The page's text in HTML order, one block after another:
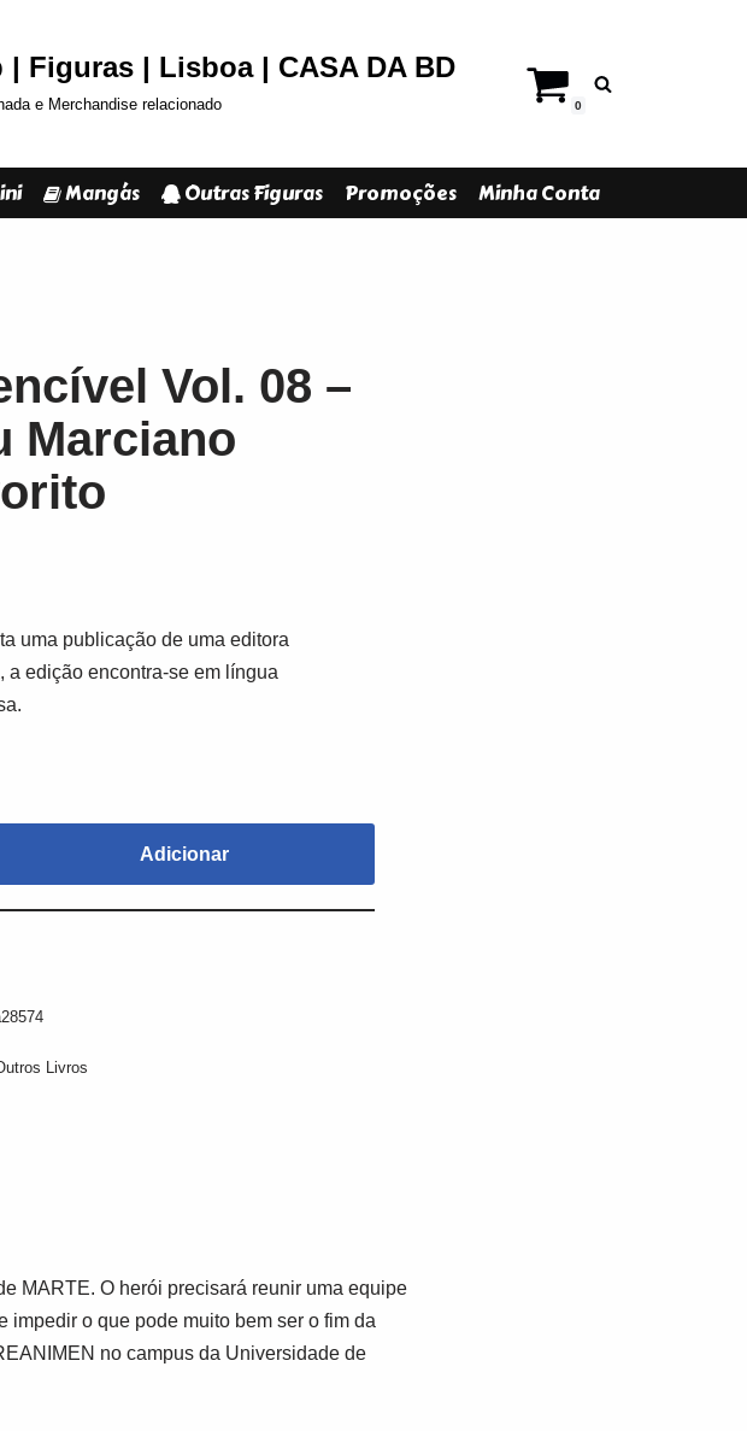
Figuras | Lisboa | CASA DA BD
e Merchandise relacionado 0
Mangás Outras Figuras Promoções Minha Conta
Vol. 08 –
Marciano
uma publicação de uma editora
a edição encontra-se em língua
Adicionar
Livros
MARTE. O herói precisará reunir uma equipe
impedir o que pode muito bem ser o fim da
no campus da Universidade de